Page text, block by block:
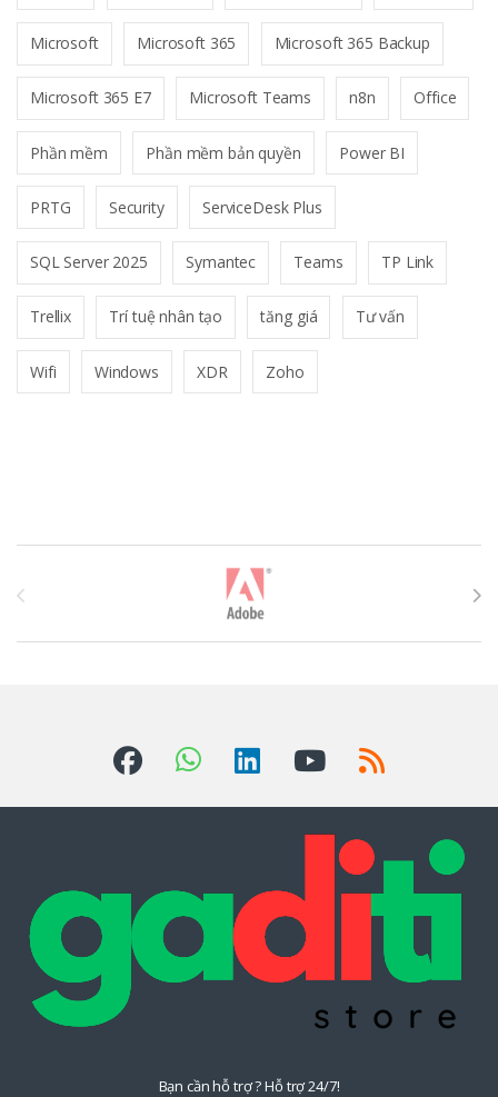
Microsoft Microsoft 365 Microsoft 365 Backup
Microsoft 365 E7 Microsoft Teams n8n Office
Phần mềm Phần mềm bản quyền Power BI
PRTG Security ServiceDesk Plus
SQL Server 2025 Symantec Teams TP Link
Trellix Trí tuệ nhân tạo tăng giá Tư vấn
Wifi Windows XDR Zoho
ư
Bạn cần hỗ trợ ? Hỗ trợ 24/7!